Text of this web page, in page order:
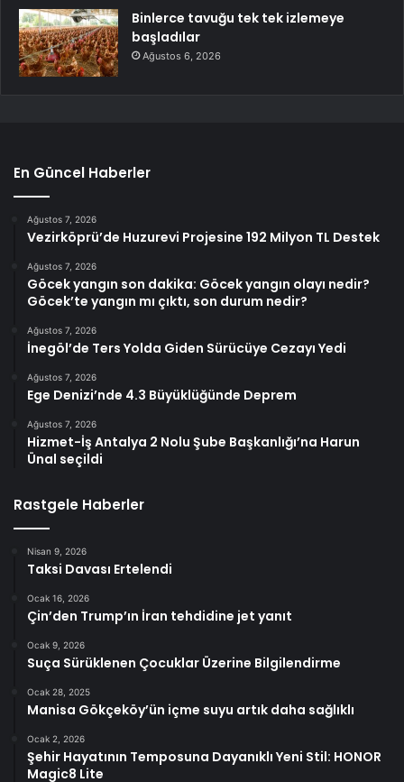
Binlerce tavuğu tek tek izlemeye
başladılar
Ağustos 6, 2026
En Güncel Haberler
Ağustos 7, 2026
Vezirköprü’de Huzurevi Projesine 192 Milyon TL Destek
Ağustos 7, 2026
Göcek yangın son dakika: Göcek yangın olayı nedir?
Göcek’te yangın mı çıktı, son durum nedir?
Ağustos 7, 2026
İnegöl’de Ters Yolda Giden Sürücüye Cezayı Yedi
Ağustos 7, 2026
Ege Denizi’nde 4.3 Büyüklüğünde Deprem
Ağustos 7, 2026
Hizmet-İş Antalya 2 Nolu Şube Başkanlığı’na Harun
Ünal seçildi
Rastgele Haberler
Nisan 9, 2026
Taksi Davası Ertelendi
Ocak 16, 2026
Çin’den Trump’ın İran tehdidine jet yanıt
Ocak 9, 2026
Suça Sürüklenen Çocuklar Üzerine Bilgilendirme
Ocak 28, 2025
Manisa Gökçeköy’ün içme suyu artık daha sağlıklı
Ocak 2, 2026
Şehir Hayatının Temposuna Dayanıklı Yeni Stil: HONOR
Magic8 Lite